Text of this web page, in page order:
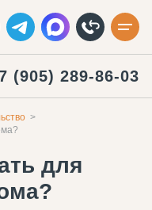
(905) 289-86-03
для